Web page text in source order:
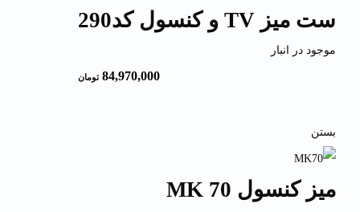
ست میز TV و کنسول کد290
موجود در انبار
84,970,000 تومان
بستن
میز کنسول MK 70